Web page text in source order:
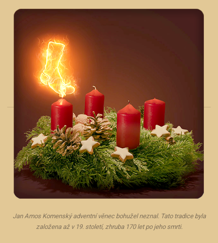
Jan Amos Komenský adventní věnec bohužel neznal. Tato tradice byla
založena až v 19. století, zhruba 170 let po jeho smrti.